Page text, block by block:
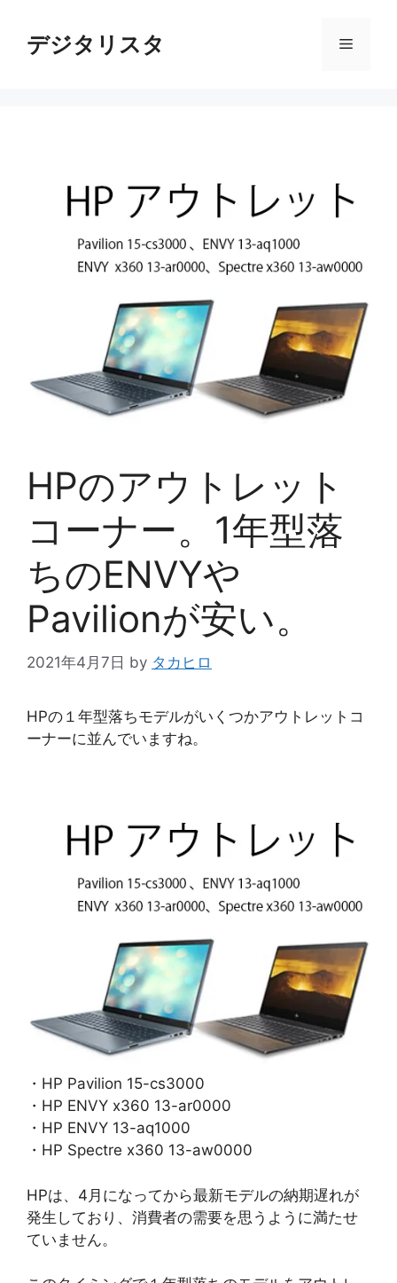
デジタリスタ メ
ー
HPのアウトレット
コーナー。1年型落
ちのENVYや
Pavilionが安い。
2021年4月7日 by タカヒロ
HPの１年型落ちモデルがいくつかアウトレットコ
ーナーに並んでいますね。
・HP Pavilion 15-cs3000
・HP ENVY x360 13-ar0000
・HP ENVY 13-aq1000
・HP Spectre x360 13-aw0000
HPは、4月になってから最新モデルの納期遅れが
発生しており、消費者の需要を思うように満たせ
ていません。